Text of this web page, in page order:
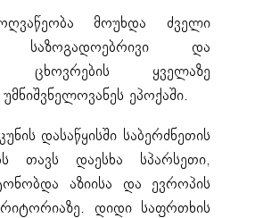
მოუხდა ძველი
საზოგადოებრივი და
ცხოვრების ყველაზე
ეპოქაში.
დასაწყისში საბერძნეთის
თავს დაესხა სპარსეთი,
აზიისა და ევროპის
დიდი საფრთხის